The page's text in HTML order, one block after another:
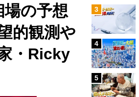
の予想
的観測や
・Ricky
3
4
5